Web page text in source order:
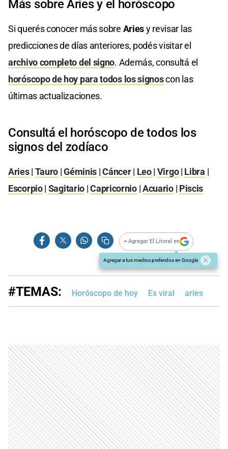
Más sobre Aries y el horóscopo
Si querés conocer más sobre Ariesy revisar las
predicciones de días anteriores, podés visitar el
archivo completo del signo. Además, consultá el
horóscopo de hoy para todos los signoscon las
últimas actualizaciones.
Consultá el horóscopo de todos los
signos del zodíaco
Aries| Tauro |Géminis |Cáncer| Leo| Virgo| Libra |
Escorpio| Sagitario |Capricornio|Acuario| Piscis
+ Agregar El Litoral en
Agregar a tus medios preferidos en Google
#TEMAS: Horóscopo de hoy Es viral aries